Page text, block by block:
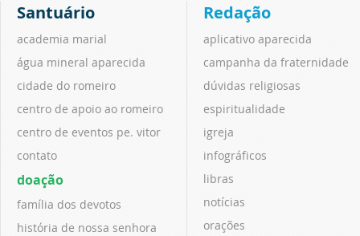
Santuário
academia marial
água mineral aparecida
cidade do romeiro
centro de apoio ao romeiro
centro de eventos pe. vitor
contato
doação
família dos devotos
história de nossa senhora
Redação
aplicativo aparecida
campanha da fraternidade
dúvidas religiosas
espiritualidade
igreja
infográficos
libras
notícias
orações